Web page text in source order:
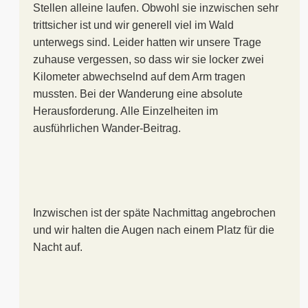
Stellen alleine laufen. Obwohl sie inzwischen sehr
trittsicher ist und wir generell viel im Wald
unterwegs sind. Leider hatten wir unsere Trage
zuhause vergessen, so dass wir sie locker zwei
Kilometer abwechselnd auf dem Arm tragen
mussten. Bei der Wanderung eine absolute
Herausforderung. Alle Einzelheiten im
ausführlichen Wander-Beitrag.
Inzwischen ist der späte Nachmittag angebrochen
und wir halten die Augen nach einem Platz für die
Nacht auf.